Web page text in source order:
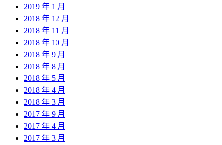
2019 年 1 月
2018 年 12 月
2018 年 11 月
2018 年 10 月
2018 年 9 月
2018 年 8 月
2018 年 5 月
2018 年 4 月
2018 年 3 月
2017 年 9 月
2017 年 4 月
2017 年 3 月